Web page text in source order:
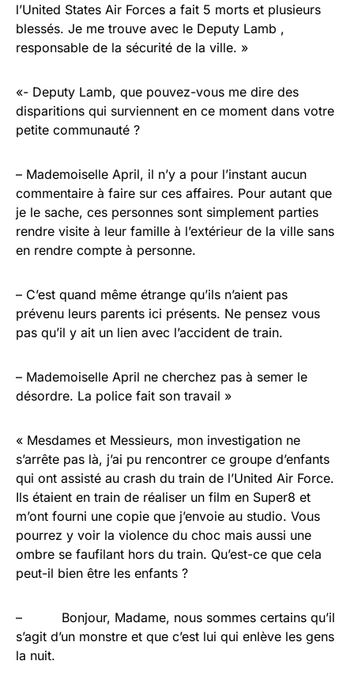
l’United States Air Forces a fait 5 morts et plusieurs
blessés. Je me trouve avec le Deputy Lamb ,
responsable de la sécurité de la ville. »
«- Deputy Lamb, que pouvez-vous me dire des
disparitions qui surviennent en ce moment dans votre
petite communauté ?
– Mademoiselle April, il n’y a pour l’instant aucun
commentaire à faire sur ces affaires. Pour autant que
je le sache, ces personnes sont simplement parties
rendre visite à leur famille à l’extérieur de la ville sans
en rendre compte à personne.
– C’est quand même étrange qu’ils n’aient pas
prévenu leurs parents ici présents. Ne pensez vous
pas qu’il y ait un lien avec l’accident de train.
– Mademoiselle April ne cherchez pas à semer le
désordre. La police fait son travail »
« Mesdames et Messieurs, mon investigation ne
s’arrête pas là, j’ai pu rencontrer ce groupe d’enfants
qui ont assisté au crash du train de l’United Air Force.
Ils étaient en train de réaliser un film en Super8 et
m’ont fourni une copie que j’envoie au studio. Vous
pourrez y voir la violence du choc mais aussi une
ombre se faufilant hors du train. Qu’est-ce que cela
peut-il bien être les enfants ?
– Bonjour, Madame, nous sommes certains qu’il
s’agit d’un monstre et que c’est lui qui enlève les gens
la nuit.